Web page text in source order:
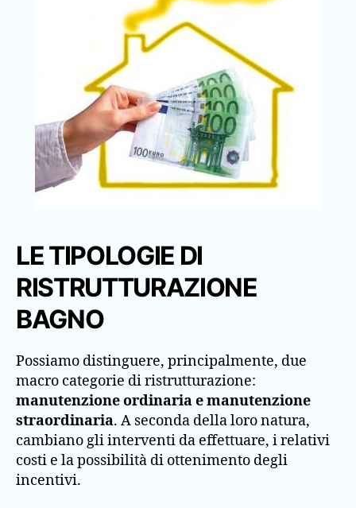
LE TIPOLOGIE DI
RISTRUTTURAZIONE
BAGNO
Possiamo distinguere, principalmente, due
macro categorie di ristrutturazione:
manutenzione ordinaria e manutenzione
straordinaria. A seconda della loro natura,
cambiano gli interventi da effettuare, i relativi
costi e la possibilità di ottenimento degli
incentivi.